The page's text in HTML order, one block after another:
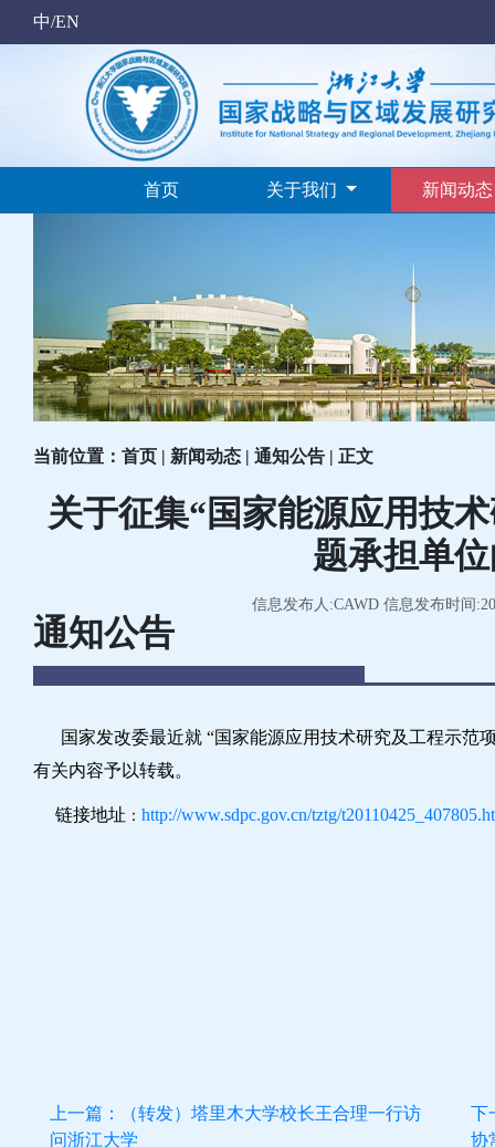
中/EN
首页 关于我们 新闻动
当前位置：首页 | 新闻动态 | 通知公告 | 正文
关于征集“国家能源应用技
题承担单
信息发布人:CAWD 信息发布时间
通知公告
国家发改委最近就 “国家能源应用技术研究及工程示范
有关内容予以转载。
链接地址 ： http://www.sdpc.gov.cn/tztg/
上一篇：（转发）塔里木大学校长王合理一行访
问浙江大学
下
协